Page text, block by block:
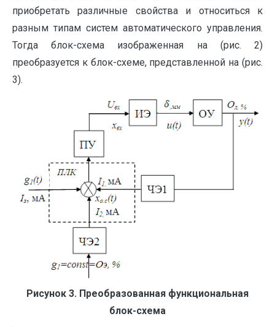
приобретать различные свойства и относиться к
разным типам систем автоматического управления.
Тогда блок-схема изображенная на (рис. 2)
преобразуется к блок-схеме, представленной на (рис.
3).
Рисунок 3. Преобразованная функциональная
блок-схема